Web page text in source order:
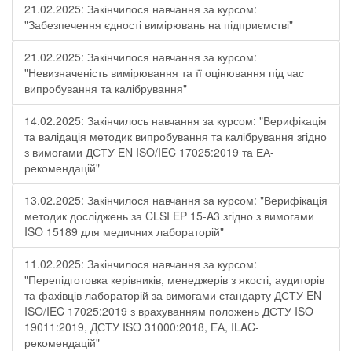
21.02.2025: Закінчилося навчання за курсом:
"Забезпечення єдності вимірювань на підприємстві"
21.02.2025: Закінчилося навчання за курсом:
"Невизначеність вимірювання та її оцінювання під час
випробування та калібрування"
14.02.2025: Закінчилось навчання за курсом: "Верифікація
та валідація методик випробування та калібрування згідно
з вимогами ДСТУ EN ISO/IEC 17025:2019 та ЕА-
рекомендацій"
13.02.2025: Закінчилося навчання за курсом: "Верифікація
методик досліджень за CLSI EP 15-A3 згідно з вимогами
ISO 15189 для медичних лабораторій"
11.02.2025: Закінчилося навчання за курсом:
"Перепідготовка керівників, менеджерів з якості, аудиторів
та фахівців лабораторій за вимогами стандарту ДСТУ EN
ISO/IEC 17025:2019 з врахуванням положень ДСТУ ISO
19011:2019, ДСТУ ISO 31000:2018, ЕА, ILAC-
рекомендацій"